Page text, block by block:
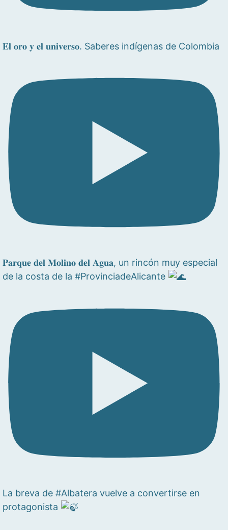
𝐄𝐥 𝐨𝐫𝐨 𝐲 𝐞𝐥 𝐮𝐧𝐢𝐯𝐞𝐫𝐬𝐨. Saberes indígenas de Colombia
𝐏𝐚𝐫𝐪𝐮𝐞 𝐝𝐞𝐥 𝐌𝐨𝐥𝐢𝐧𝐨 𝐝𝐞𝐥 𝐀𝐠𝐮𝐚, un rincón muy especial
de la costa de la #ProvinciadeAlicante
La breva de #Albatera vuelve a convertirse en
protagonista